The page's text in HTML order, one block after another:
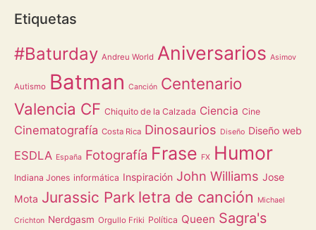
Etiquetas
#Baturday Andreu World Aniversarios Asimov
Autismo Batman Canción Centenario
Valencia CF Chiquito de la Calzada Ciencia Cine
Cinematografía Costa Rica Dinosaurios Diseño Diseño web
ESDLA España Fotografía Frase FX Humor
Indiana Jones informática Inspiración John Williams Jose
Mota Jurassic Park letra de canción Michael
Crichton Nerdgasm Orgullo Friki Política Queen Sagra's